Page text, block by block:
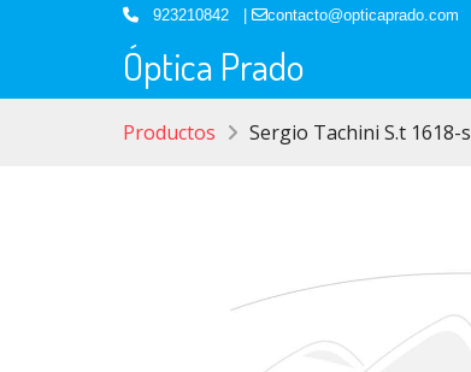
923210842 | contacto@opticaprado.com
Óptica Prado
Productos Sergio Tachini S.t 1618-s